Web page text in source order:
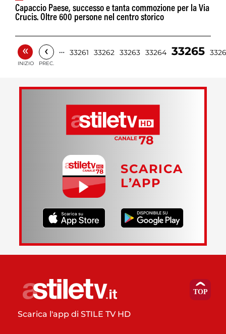
Capaccio Paese, successo e tanta commozione per la Via
Crucis. Oltre 600 persone nel centro storico
«
INIZIO
‹
PREC.
… 33261 33262 33263 33264 33265
SCARICA
L’APP
Scarica l'app di STILE TV HD